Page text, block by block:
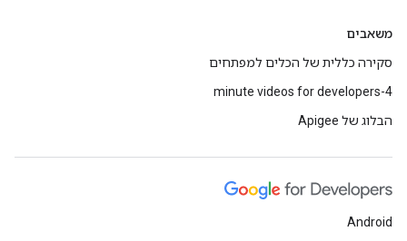
משאבים
סקירה כללית של הכלים למפתחים
4-minute videos for developers
הבלוג של Apigee
Android